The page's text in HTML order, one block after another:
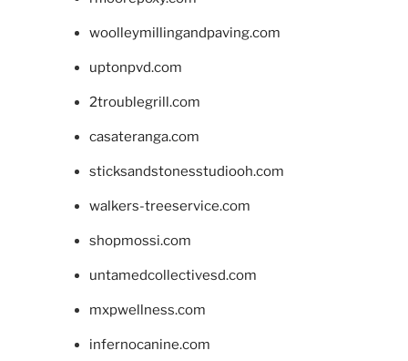
woolleymillingandpaving.com
uptonpvd.com
2troublegrill.com
casateranga.com
sticksandstonesstudiooh.com
walkers-treeservice.com
shopmossi.com
untamedcollectivesd.com
mxpwellness.com
infernocanine.com